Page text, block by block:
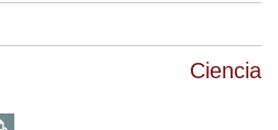
Ciencia